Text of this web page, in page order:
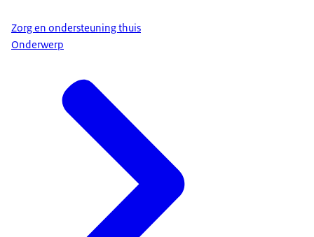
Zorg en ondersteuning thuis
Onderwerp